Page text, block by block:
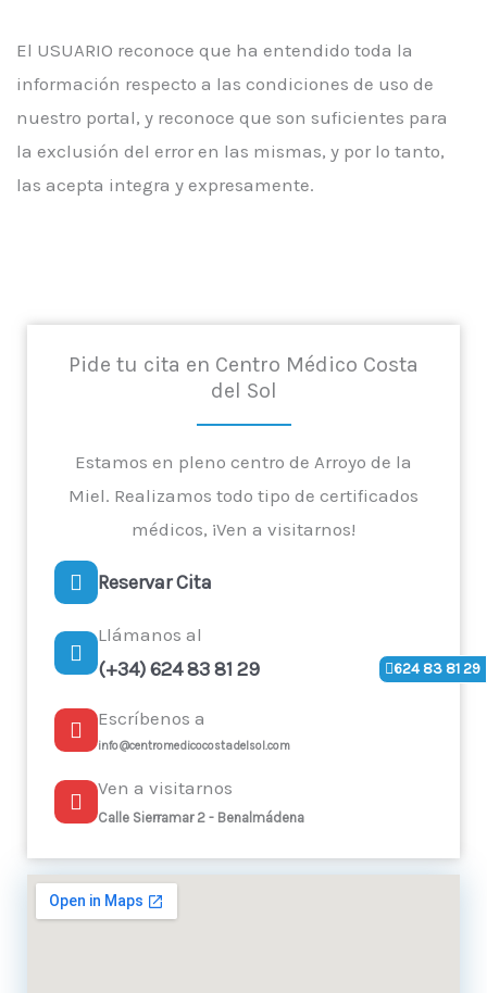
El USUARIO reconoce que ha entendido toda la
información respecto a las condiciones de uso de
nuestro portal, y reconoce que son suficientes para
la exclusión del error en las mismas, y por lo tanto,
las acepta integra y expresamente.
Pide tu cita en Centro Médico Costa
del Sol
Estamos en pleno centro de Arroyo de la
Miel. Realizamos todo tipo de certificados
médicos, ¡Ven a visitarnos!
Reservar Cita
Llámanos al
(+34) 624 83 81 29
Escríbenos a
info@centromedicocostadelsol.com
Ven a visitarnos
Calle Sierramar 2 - Benalmádena
624 83 81 29